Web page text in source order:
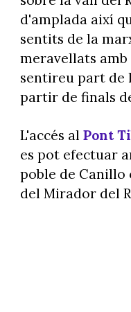
d'amplada així
sentits de la
meravellats amb
sentireu part de
partir de finals
L'accés al Pont
es pot efectuar
poble de Canillo
del Mirador del